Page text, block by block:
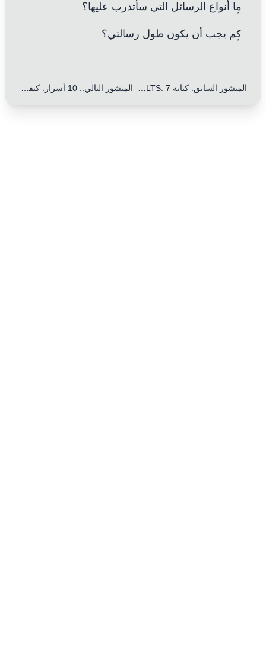
ما أنواع الرسائل التي سأتدرب عليها؟
كم يجب أن يكون طول رسالتي؟
المنشور السابق: كتابة IELTS: 7 نصائح احترافية للتعامل المثالي مع كتابة الرسائل (دليل 2025) المنشور التالي. : 10 أسرار: كيفية استخدام الانتقالات بين الفقرات بفعالية في رسائلك لتحسين كتابة IELTS الخاصة بك